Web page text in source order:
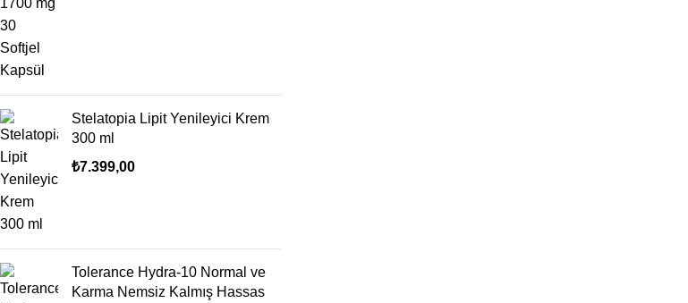
Stelatopia Lipit Yenileyici Krem
300 ml
₺7.399,00
Tolerance Hydra-10 Normal ve
Karma Nemsiz Kalmış Hassas